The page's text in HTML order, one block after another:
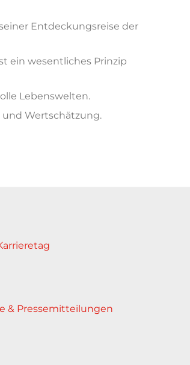
Entdeckungsreise der
ein wesentliches Prinzip
Lebenswelten.
Wertschätzung.
& Pressemitteilungen